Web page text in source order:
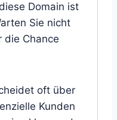
Domain ist
Sie nicht
die Chance
oft über
Kunden